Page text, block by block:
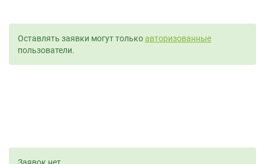
Оставлять заявки могут толькоавторизованные
пользователи.